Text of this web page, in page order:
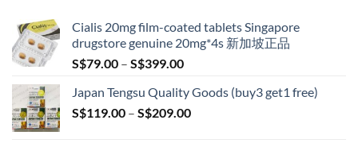
Cialis 20mg film-coated tablets Singapore
drugstore genuine 20mg*4s 新加坡正品
S$79.00 – S$399.00Price
S$79.00
through
Japan Tengsu Quality Goods (buy3 get1 free)
S$119.00 – S$209.00Price